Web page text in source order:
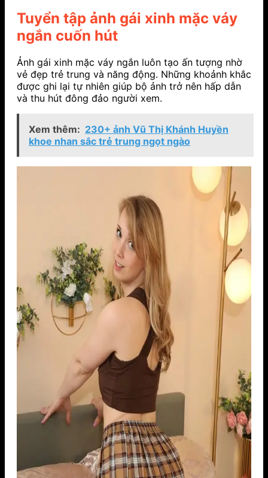
Tuyển tập ảnh gái xinh mặc váy
ngắn cuốn hút
Ảnh gái xinh mặc váy ngắn luôn tạo ấn tượng nhờ
vẻ đẹp trẻ trung và năng động. Những khoảnh khắc
được ghi lại tự nhiên giúp bộ ảnh trở nên hấp dẫn
và thu hút đông đảo người xem.
Xem thêm: 230+ ảnh Vũ Thị Khánh Huyền
khoe nhan sắc trẻ trung ngọt ngào